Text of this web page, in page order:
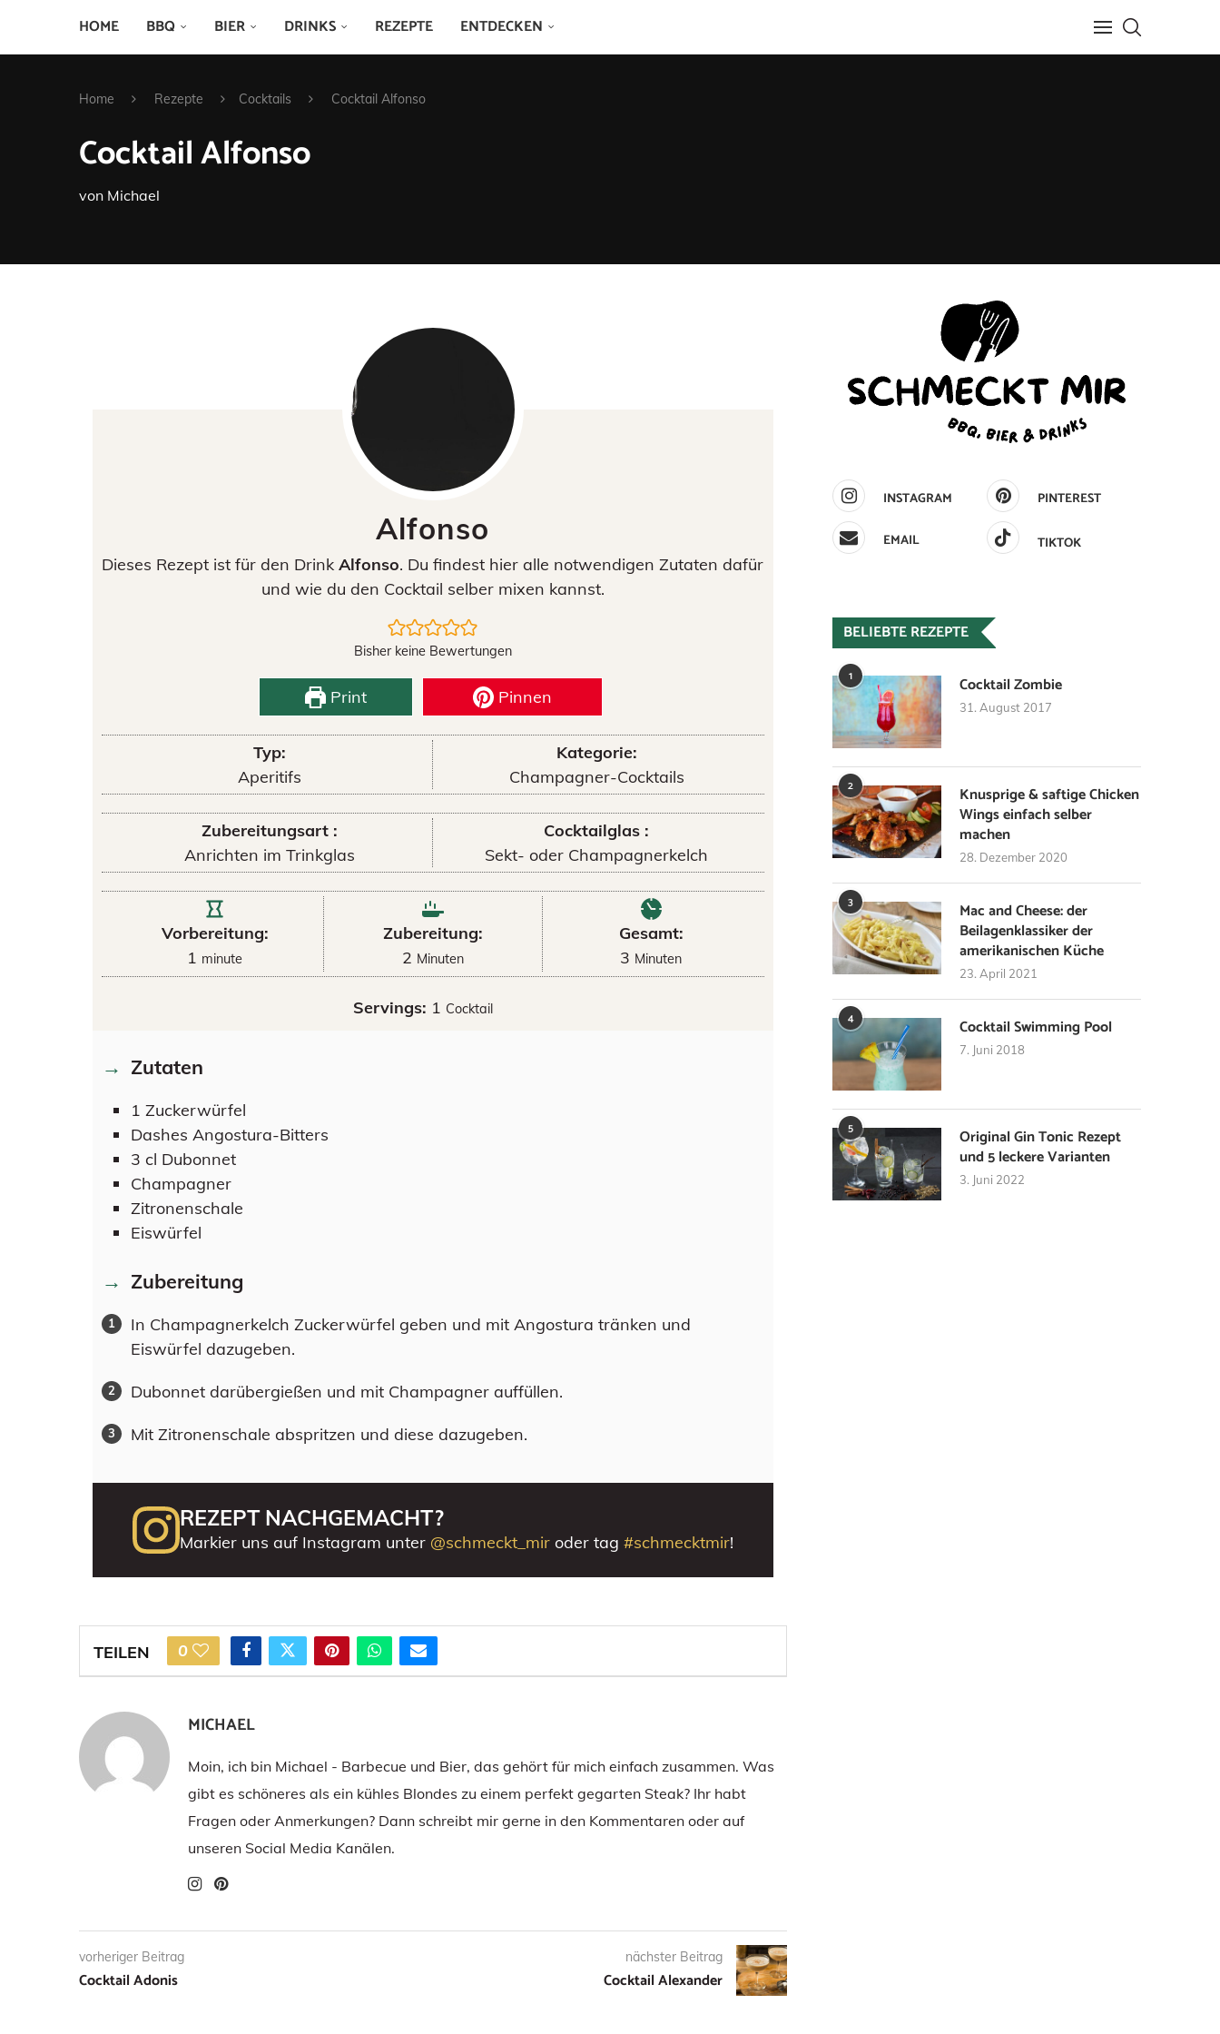
HOME BBQ BIER DRINKS REZEPTE ENTDECKEN
Home Rezepte Cocktails Cocktail Alfonso
Cocktail Alfonso
von Michael
Alfonso
Dieses Rezept ist für den DrinkAlfonso. Du findest hier alle notwendigen Zutaten dafür
und wie du den Cocktail selber mixen kannst.
Bisher keine Bewertungen
Print Pinnen
Typ:
Aperitifs
Kategorie:
Champagner-Cocktails
Zubereitungsart :
Anrichten im Trinkglas
Cocktailglas :
Sekt- oder Champagnerkelch
Vorbereitung:
1 minute
Zubereitung:
2 Minuten
Gesamt:
3 Minuten
Servings: 1 Cocktail
Zutaten
1 Zuckerwürfel
Dashes Angostura-Bitters
3 cl Dubonnet
Champagner
Zitronenschale
Eiswürfel
Zubereitung
In Champagnerkelch Zuckerwürfel geben und mit Angostura tränken und
Eiswürfel dazugeben.
Dubonnet darübergießen und mit Champagner auffüllen.
Mit Zitronenschale abspritzen und diese dazugeben.
REZEPT NACHGEMACHT?
Markier uns auf Instagram unter @schmeckt_miroder tag #schmecktmir!
TEILEN 0
MICHAEL
Moin, ich bin Michael - Barbecue und Bier, das gehört für mich einfach zusammen. Was
gibt es schöneres als ein kühles Blondes zu einem perfekt gegarten Steak? Ihr habt
Fragen oder Anmerkungen? Dann schreibt mir gerne in den Kommentaren oder auf
unseren Social Media Kanälen.
vorheriger Beitrag
Cocktail Adonis
nächster Beitrag
Cocktail Alexander
INSTAGRAM
PINTEREST
EMAIL
TIKTOK
BELIEBTE REZEPTE
1 Cocktail Zombie
31. August 2017
2
Knusprige & saftige Chicken
Wings einfach selber
machen
28. Dezember 2020
3
Mac and Cheese: der
Beilagenklassiker der
amerikanischen Küche
23. April 2021
4 Cocktail Swimming Pool
7. Juni 2018
5
Original Gin Tonic Rezept
und 5 leckere Varianten
3. Juni 2022